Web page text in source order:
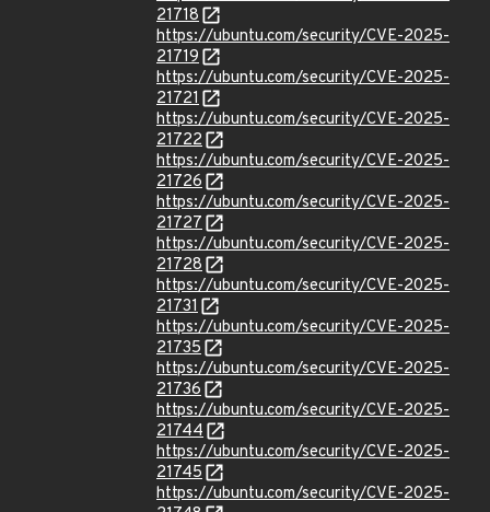
21718
https://ubuntu.com/security/CVE-2025-
21719
https://ubuntu.com/security/CVE-2025-
21721
https://ubuntu.com/security/CVE-2025-
21722
https://ubuntu.com/security/CVE-2025-
21726
https://ubuntu.com/security/CVE-2025-
21727
https://ubuntu.com/security/CVE-2025-
21728
https://ubuntu.com/security/CVE-2025-
21731
https://ubuntu.com/security/CVE-2025-
21735
https://ubuntu.com/security/CVE-2025-
21736
https://ubuntu.com/security/CVE-2025-
21744
https://ubuntu.com/security/CVE-2025-
21745
https://ubuntu.com/security/CVE-2025-